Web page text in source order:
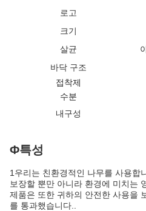
로고
크기
살균
바닥 구조
접착제
수분
내구성
Φ특성
1우리는 친환경적인 나무를 사용합
보장할 뿐만 아니라 환경에 미치는
제품은 또한 귀하의 안전한 사용을
를 통과했습니다..